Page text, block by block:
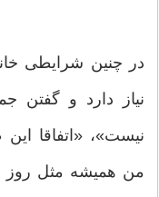
در چنین شرایطی
نیاز دارد و گفتن
نیست»، «اتفاقا
من همیشه مثل روز